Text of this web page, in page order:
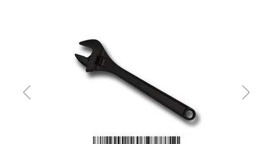
Reservdelar
Sprängskisser